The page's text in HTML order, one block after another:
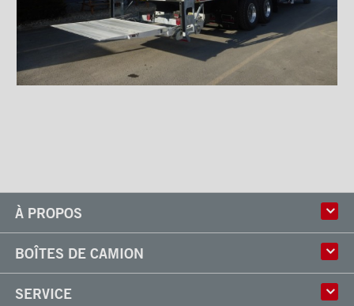
À PROPOS
Culture
Usine
Partenaire
BOÎTES DE CAMION
Classik
SERVICE